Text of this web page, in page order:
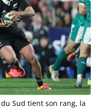
Sud tient son rang, la